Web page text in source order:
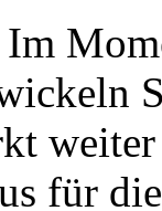
Im
für